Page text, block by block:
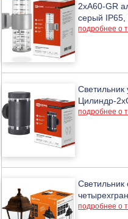
2хA60-GR
серый IP65,
подробнее о
Цилиндр-
подробнее о
подробнее о